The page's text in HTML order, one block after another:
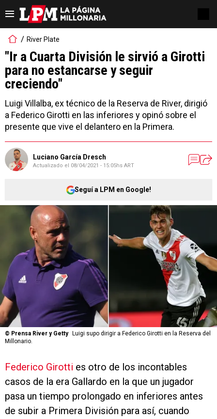
River Plate
"Ir a Cuarta División le sirvió a Girotti
para no estancarse y seguir
creciendo"
Luigi Villalba, ex técnico de la Reserva de River, dirigió
a Federico Girotti en las inferiores y opinó sobre el
presente que vive el delantero en la Primera.
Luciano García Dresch
Actualizado el 08/04/2021 - 15:05hs ART
Seguí a LPM en Google!
© Prensa River y Getty
Luigi supo dirigir a Federico Girotti en la Reserva del
Millonario.
Federico Girotti es otro de los incontables
casos de la era Gallardo en la que un jugador
pasa un tiempo prolongado en inferiores antes
de subir a Primera División para así, cuando